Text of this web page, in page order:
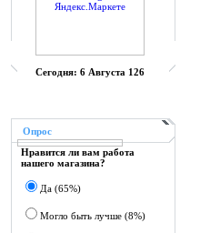
Сегодня: 6 Августа 126
Опрос
Нравится ли вам работа
нашего магазина?
Да (65%)
Могло быть лучше (8%)